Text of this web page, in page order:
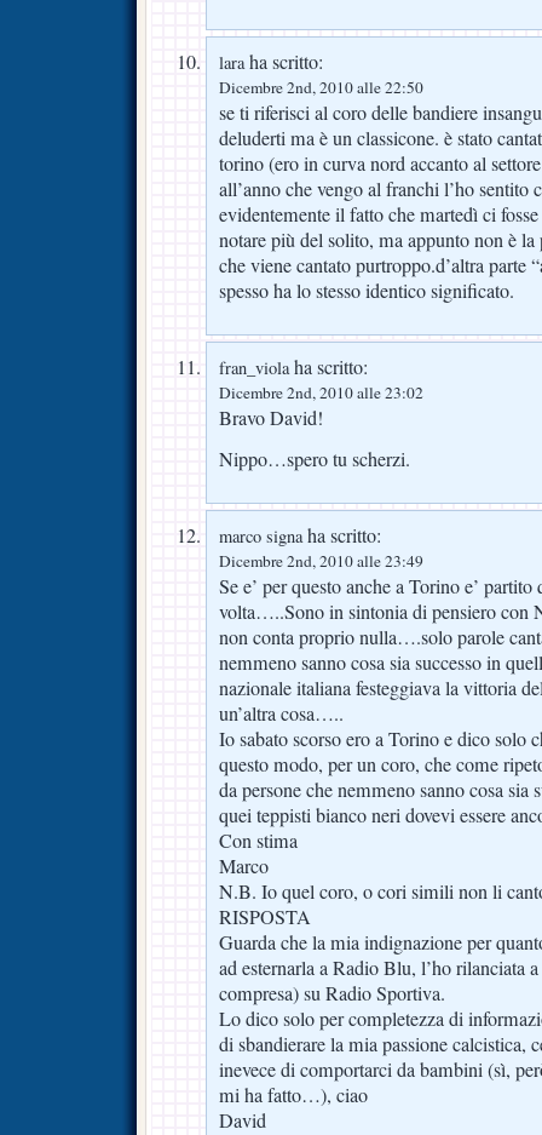
laraha scritto:
Dicembre 2nd, 2010 alle 22:50
se ti riferisci al coro delle bandiere
deluderti ma è un classicone. è stato
torino (ero in curva nord accanto al
all’anno che vengo al franchi l’ho sentito
evidentemente il fatto che martedì ci
notare più del solito, ma appunto non è
che viene cantato purtroppo.d’altra parte
spesso ha lo stesso identico significato.
fran_violaha scritto:
Dicembre 2nd, 2010 alle 23:02
Bravo David!
Nippo…spero tu scherzi.
marco signaha scritto:
Dicembre 2nd, 2010 alle 23:49
Se e’ per questo anche a Torino e’
volta…..Sono in sintonia di pensiero con
non conta proprio nulla….solo parole
nemmeno sanno cosa sia successo in
nazionale italiana festeggiava la vittoria
un’altra cosa…..
Io sabato scorso ero a Torino e dico solo
questo modo, per un coro, che come
da persone che nemmeno sanno cosa sia
quei teppisti bianco neri dovevi essere
Con stima
Marco
N.B. Io quel coro, o cori simili non li
RISPOSTA
Guarda che la mia indignazione per
ad esternarla a Radio Blu, l’ho rilanciata
compresa) su Radio Sportiva.
Lo dico solo per completezza di
di sbandierare la mia passione calcistica,
inevece di comportarci da bambini (sì,
mi ha fatto…), ciao
David